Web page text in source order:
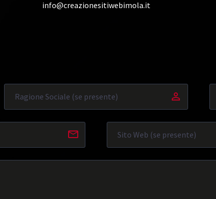
info@creazionesitiwebimola.it